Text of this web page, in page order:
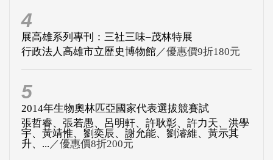
4
展高雄系列專刊：三社三味–茂林特展
行政法人高雄市立歷史博物館／優惠價9折180元
5
2014年生物奧林匹亞國家代表選拔競賽試
張哲睿、張若愚、呂明軒、許耿彰、許力天、洪學
宇、黃靖惟、劉奕辰、謝允能、劉濬維、黃示其
升、... ／優惠價8折200元